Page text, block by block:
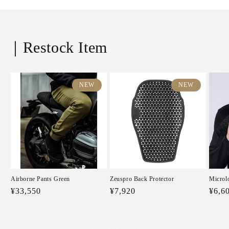
｜Restock Item
NEW
Airborne Pants Green
Regular
¥33,550
NEW
Zeuspro Back Protector
Regular
¥7,920